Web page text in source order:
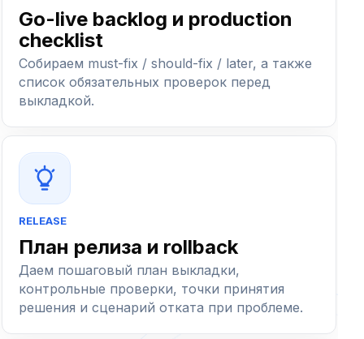
Go-live backlog и production
checklist
Собираем must-fix / should-fix / later, а также
список обязательных проверок перед
выкладкой.
RELEASE
План релиза и rollback
Даем пошаговый план выкладки,
контрольные проверки, точки принятия
решения и сценарий отката при проблеме.